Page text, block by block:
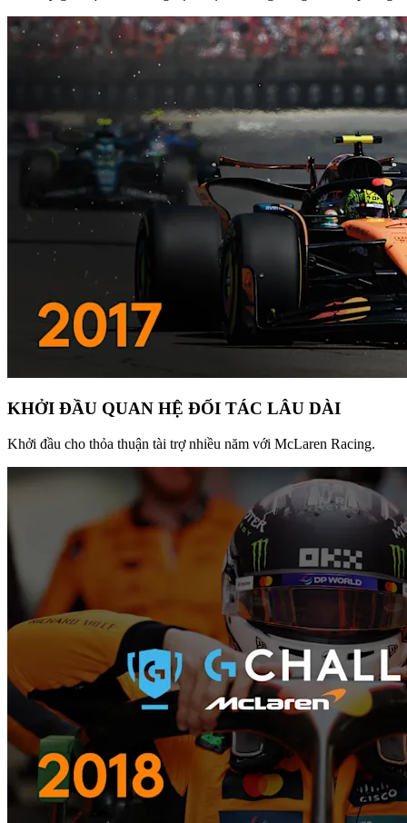
KHỞI ĐẦU QUAN HỆ ĐỐI TÁC LÂU DÀI
Khởi đầu cho thỏa thuận tài trợ nhiều năm với McLaren Racing.